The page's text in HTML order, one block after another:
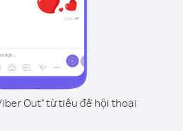
Out" từ tiêu đề hội thoại